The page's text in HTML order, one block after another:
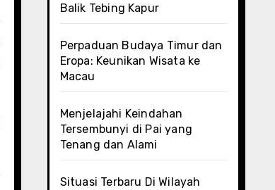
Balik Tebing Kapur
Perpaduan Budaya Timur dan
Eropa: Keunikan Wisata ke
Macau
Menjelajahi Keindahan
Tersembunyi di Pai yang
Tenang dan Alami
Situasi Terbaru Di Wilayah